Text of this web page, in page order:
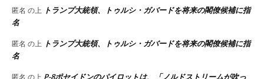
匿名 の上 トランプ大統領、トゥルシ・ガバードを将来の閣僚候補に指
名
匿名 の上 トランプ大統領、トゥルシ・ガバードを将来の閣僚候補に指
名
P-8ポセイドンのパイロットは、「ノルドストリームが吹っ